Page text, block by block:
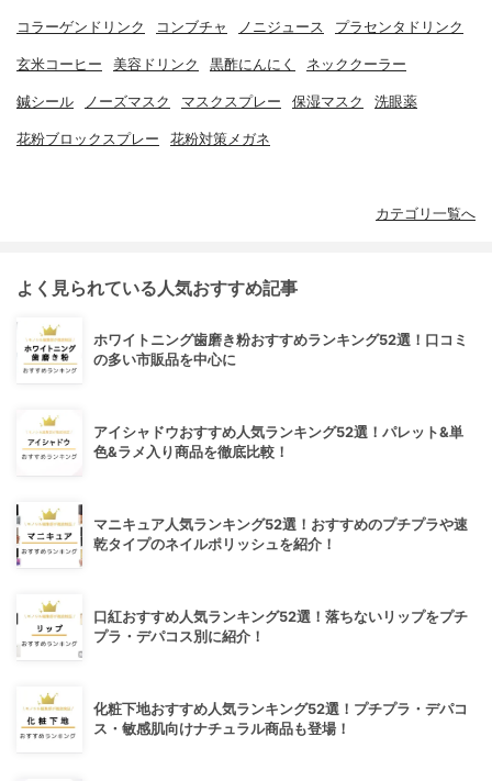
コラーゲンドリンク コンブチャ ノニジュース プラセンタドリンク
玄米コーヒー 美容ドリンク 黒酢にんにく ネッククーラー
鍼シール ノーズマスク マスクスプレー 保湿マスク 洗眼薬
花粉ブロックスプレー 花粉対策メガネ
カテゴリ一覧へ
よく見られている人気おすすめ記事
ホワイトニング歯磨き粉おすすめランキング52選！口コミ
の多い市販品を中心に
アイシャドウおすすめ人気ランキング52選！パレット&単
色&ラメ入り商品を徹底比較！
マニキュア人気ランキング52選！おすすめのプチプラや速
乾タイプのネイルポリッシュを紹介！
口紅おすすめ人気ランキング52選！落ちないリップをプチ
プラ・デパコス別に紹介！
化粧下地おすすめ人気ランキング52選！プチプラ・デパコ
ス・敏感肌向けナチュラル商品も登場！